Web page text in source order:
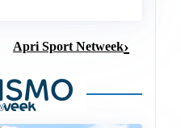
Apri Sport Netweek